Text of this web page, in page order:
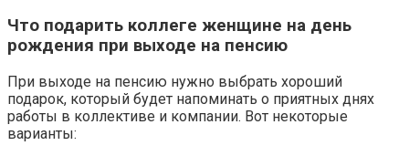
Что подарить коллеге женщине на день
рождения при выходе на пенсию
При выходе на пенсию нужно выбрать хороший
подарок, который будет напоминать о приятных днях
работы в коллективе и компании. Вот некоторые
варианты: